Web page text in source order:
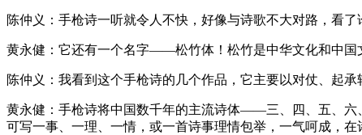
陈仲义：手枪诗一听就令人不快，好像与诗歌不大对路，看
黄永健：它还有一个名字——松竹体！松竹是中华文化和中国
陈仲义：我看到这个手枪诗的几个作品，它主要以对仗、起
黄永健：手枪诗将中国数千年的主流诗体——三、四、五、六
可写一事、一理、一情，或一首诗事理情包举，一气呵成，